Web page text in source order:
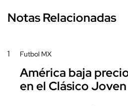
Notas Relacionadas
1 Futbol MX
América baja
en el Clásico Joven